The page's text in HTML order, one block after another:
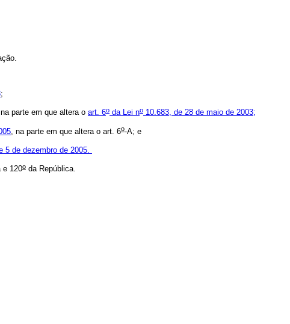
;
parte em que altera o art. 6o da Lei no 10.683, de 28 de maio de 2003;
, na parte em que altera o art. 6o-A; e
5 de dezembro de 2005.
e 120o da República.